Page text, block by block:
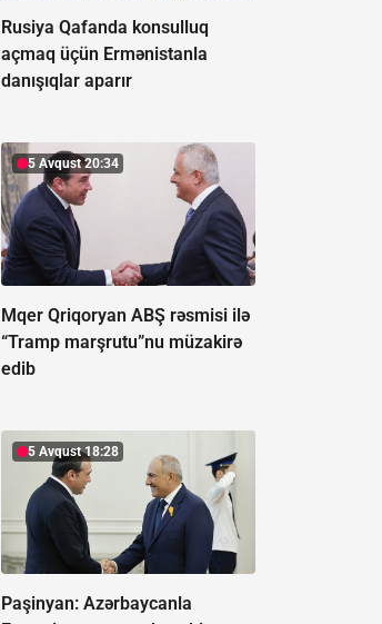
Rusiya Qafanda konsulluq
açmaq üçün Ermənistanla
danışıqlar aparır
5 Avqust 20:34
Mqer Qriqoryan ABŞ rəsmisi ilə
“Tramp marşrutu”nu müzakirə
edib
5 Avqust 18:28
Paşinyan: Azərbaycanla